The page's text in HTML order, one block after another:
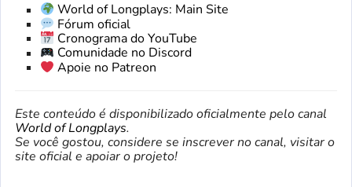
World of Longplays: Main Site
Fórum oficial
Cronograma do YouTube
Comunidade no Discord
Apoie no Patreon
Este conteúdo é disponibilizado oficialmente pelo canal
World of Longplays.
Se você gostou, considere se inscrever no canal, visitar o
site oficial e apoiar o projeto!